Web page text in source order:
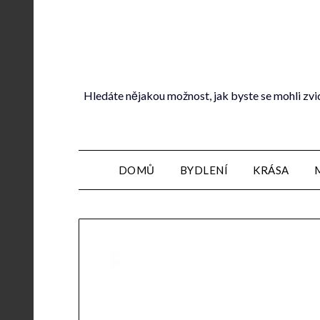
Hledáte nějakou možnost, jak byste se mohli
DOMŮ BYDLENÍ KRÁSA